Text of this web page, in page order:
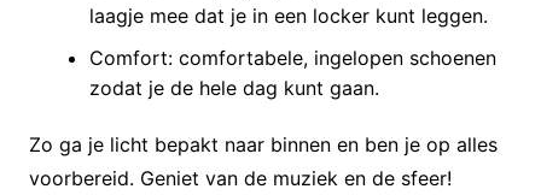
laagje mee dat je in een locker kunt leggen.
Comfort: comfortabele, ingelopen schoenen
zodat je de hele dag kunt gaan.
Zo ga je licht bepakt naar binnen en ben je op alles
voorbereid. Geniet van de muziek en de sfeer!